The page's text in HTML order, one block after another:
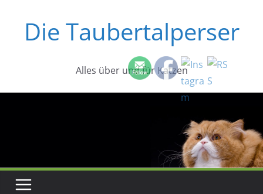
springenDie Taubertalperser
Alles über und für Katzen